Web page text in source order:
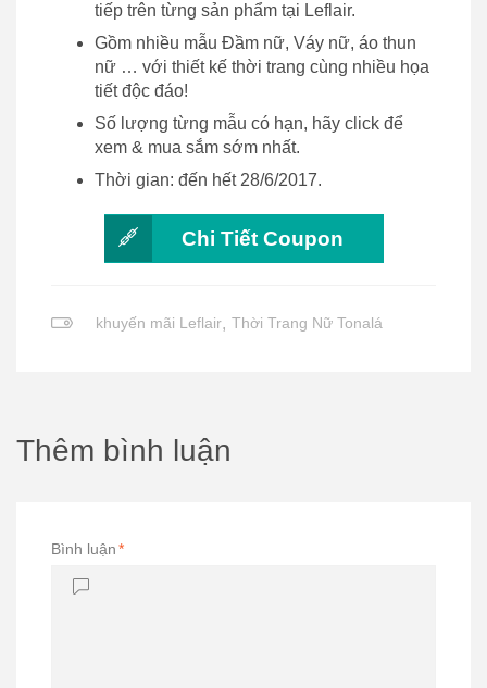
tiếp trên từng sản phẩm tại Leflair.
Gồm nhiều mẫu Đầm nữ, Váy nữ, áo thun
nữ … với thiết kế thời trang cùng nhiều họa
tiết độc đáo!
Số lượng từng mẫu có hạn, hãy click để
xem & mua sắm sớm nhất.
Thời gian: đến hết 28/6/2017.
Chi Tiết Coupon
khuyến mãi Leflair, Thời Trang Nữ Tonalá
Thêm bình luận
Bình luận*